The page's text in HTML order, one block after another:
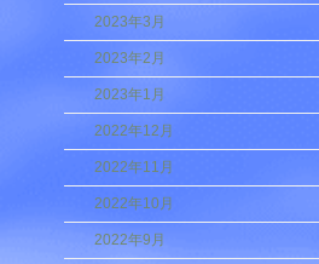
2023年3月
2023年2月
2023年1月
2022年12月
2022年11月
2022年10月
2022年9月